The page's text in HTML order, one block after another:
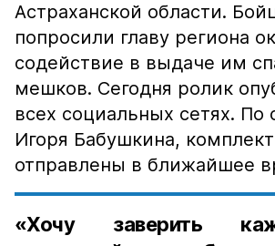
Астраханской области.
попросили главу региона
содействие в выдаче им
мешков. Сегодня ролик
всех социальных сетях. По
Игоря Бабушкина,
отправлены в ближайшее
«Хочу заверить